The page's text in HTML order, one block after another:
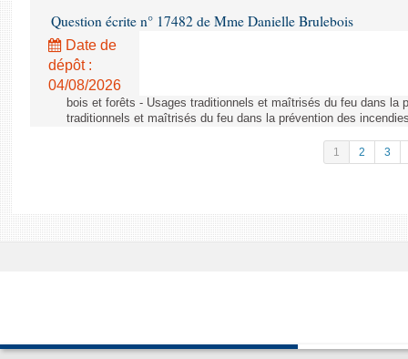
Question écrite n° 17482 de Mme Danielle Brulebois
Date de
dépôt :
04/08/2026
bois et forêts - Usages traditionnels et maîtrisés du feu dans la
traditionnels et maîtrisés du feu dans la prévention des
1 2 3